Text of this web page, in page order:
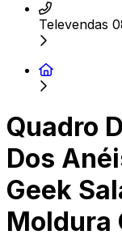
Televendas
Quadro
Dos
Geek
Moldura